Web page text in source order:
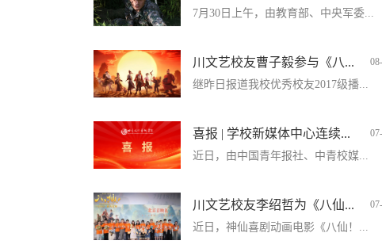
7月30日上午，由教育部、中央军委...
川文艺校友曹子毅参与《八...
继昨日报道我校优秀校友2017级播...
喜报 | 学校新媒体中心连续...
近日，由中国青年报社、中青校媒...
川文艺校友李绍哲为《八仙...
近日，神仙喜剧动画电影《八仙！...